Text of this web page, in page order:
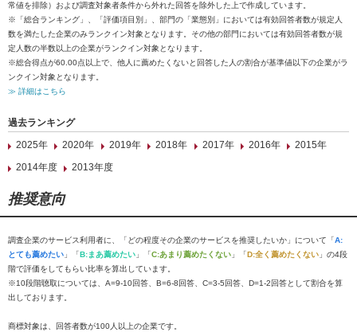
常値を排除）および調査対象者条件から外れた回答を除外した上で作成しています。
※「総合ランキング」、「評価項目別」、部門の「業態別」においては有効回答者数が規定人
数を満たした企業のみランクイン対象となります。その他の部門においては有効回答者数が規
定人数の半数以上の企業がランクイン対象となります。
※総合得点が60.00点以上で、他人に薦めたくないと回答した人の割合が基準値以下の企業がラ
ンクイン対象となります。
≫ 詳細はこちら
過去ランキング
2025年
2020年 2019年 2018年 2017年 2016年
2015年
2014年度
2013年度
推奨意向
調査企業のサービス利用者に、「どの程度その企業のサービスを推奨したいか」について「A:
とても薦めたい 」「B:まあ薦めたい 」「C:あまり薦めたくない 」「D:全く薦めたくない 」の4段
階で評価をしてもらい比率を算出しています。
※10段階聴取については、A=9-10回答、B=6-8回答、C=3-5回答、D=1-2回答として割合を算
出しております。
商標対象は、回答者数が100人以上の企業です。